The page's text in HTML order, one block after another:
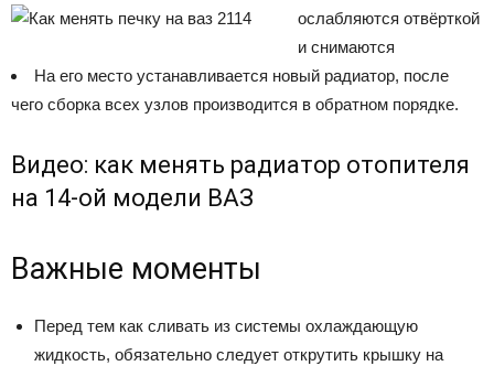
ослабляются отвёрткой
и снимаются
На его место устанавливается новый радиатор, после
чего сборка всех узлов производится в обратном порядке.
Видео: как менять радиатор отопителя
на 14-ой модели ВАЗ
Важные моменты
Перед тем как сливать из системы охлаждающую
жидкость, обязательно следует открутить крышку на